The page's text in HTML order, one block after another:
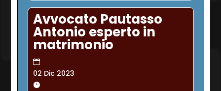
Avvocato Pautasso
Antonio esperto in
matrimonio
02 Dic 2023